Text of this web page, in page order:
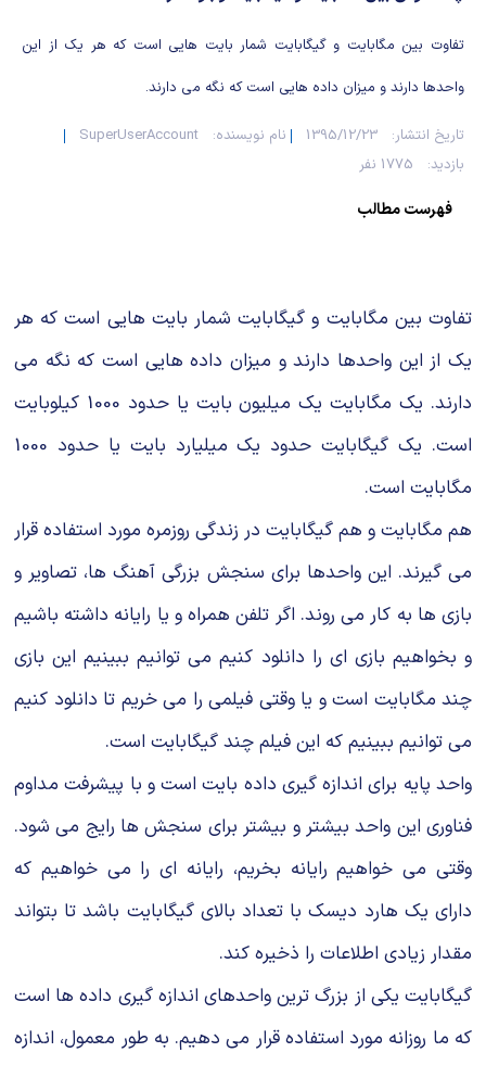
تفاوت بین مگابایت و گیگابایت شمار بایت هایی است که هر یک از این
واحدها دارند و میزان داده هایی است که نگه می دارند.
تاریخ انتشار: 1395/12/23 نام نویسنده:
SuperUserAccount
بازدید:
1775 نفر
فهرست مطالب
تفاوت بین مگابایت و گیگابایت شمار بایت هایی است که هر
یک از این واحدها دارند و میزان داده هایی است که نگه می
دارند. یک مگابایت یک میلیون بایت یا حدود 1000 کیلوبایت
است. یک گیگابایت حدود یک میلیارد بایت یا حدود 1000
مگابایت است.
هم مگابایت و هم گیگابایت در زندگی روزمره مورد استفاده قرار
می گیرند. این واحدها برای سنجش بزرگی آهنگ ها، تصاویر و
بازی ها به کار می روند. اگر تلفن همراه و یا رایانه داشته باشیم
و بخواهیم بازی ای را دانلود کنیم می توانیم ببینیم این بازی
چند مگابایت است و یا وقتی فیلمی را می خریم تا دانلود کنیم
می توانیم ببینیم که این فیلم چند گیگابایت است.
واحد پایه برای اندازه گیری داده بایت است و با پیشرفت مداوم
فناوری این واحد بیشتر و بیشتر برای سنجش ها رایج می شود.
وقتی می خواهیم رایانه بخریم، رایانه ای را می خواهیم که
دارای یک هارد دیسک با تعداد بالای گیگابایت باشد تا بتواند
مقدار زیادی اطلاعات را ذخیره کند.
گیگابایت یکی از بزرگ ترین واحدهای اندازه گیری داده ها است
که ما روزانه مورد استفاده قرار می دهیم. به طور معمول، اندازه
صلاح های شیمیایی
بمب های شیمیایی
شیمی عمومی
روانپزشکی
گیاهان دارویی